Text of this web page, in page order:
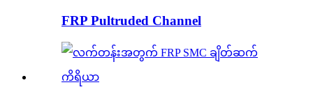
FRP Pultruded Channel